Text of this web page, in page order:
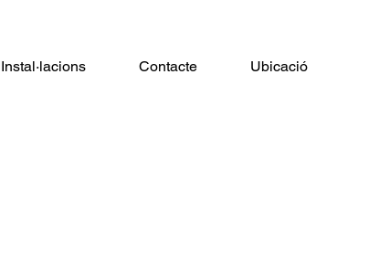
Instal·lacions Contacte Ubicació